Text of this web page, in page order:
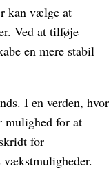
kan vælge at
Ved at tilføje
en mere stabil
I en verden, hvor
mulighed for at
for
vækstmuligheder.